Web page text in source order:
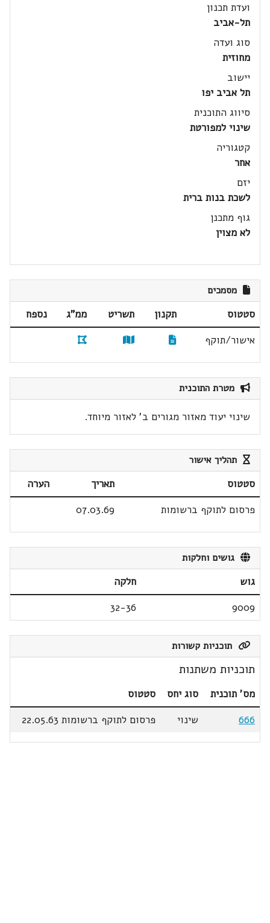
ועדת תכנון
תל-אביב
סוג ועדה
מחוזית
יישוב
תל אביב יפו
סיווג התוכנית
שינוי למפורטת
קטגוריה
אחר
יזם
לשכת בנות ברית
גוף מתכנן
לא מצוין
מסמכים
סטטוס תקנון תשריט ממ"ג
נספח
אישור/תוקף
מטרת התוכנית
שינוי יעוד מאזור מגורים ב' לאזור מיוחד.
תהליך אישור
סטטוס תאריך
הערה
פרסום לתוקף ברשומות
07.03.69
גושים וחלקות
גוש
חלקה
9009
32-36
תוכניות קשורות
תוכניות משתנות
מס' תוכנית סוג יחס
סטטוס
666
שינוי פרסום לתוקף ברשומות 22.05.63